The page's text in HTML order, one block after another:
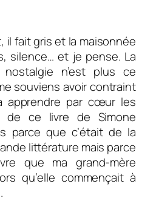
il fait gris et la maisonnée
silence… et je pense. La
n’est plus ce
souviens avoir contraint
apprendre par cœur les
de ce livre de Simone
parce que c’était de la
littérature mais parce
que ma grand-mère
qu’elle commençait à